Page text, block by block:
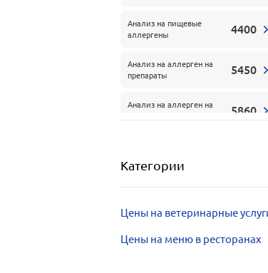
Анализ на пищевые
аллергены
4400
Анализ на аллерген на
препараты
5450
Анализ на аллерген на
5860
Категории
Цены на ветеринарные
Цены на меню в ресторанах